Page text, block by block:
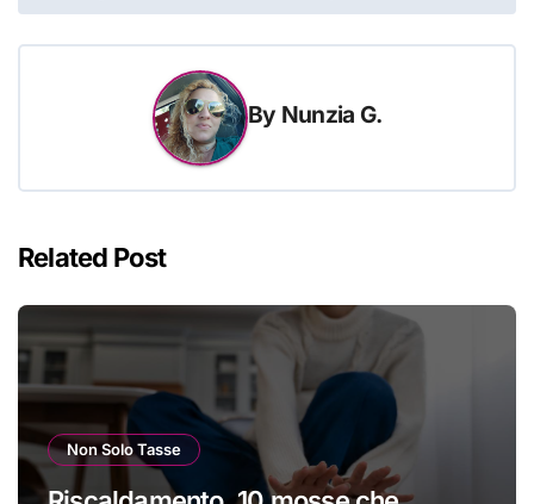
By Nunzia G.
Related Post
Non Solo Tasse